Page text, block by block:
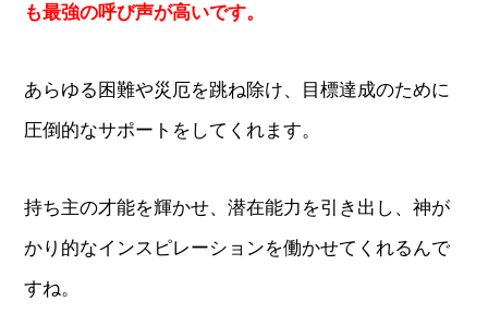
も最強の呼び声が高いです。
あらゆる困難や災厄を跳ね除け、目標達成のために
圧倒的なサポートをしてくれます。
持ち主の才能を輝かせ、潜在能力を引き出し、神が
かり的なインスピレーションを働かせてくれるんで
すね。